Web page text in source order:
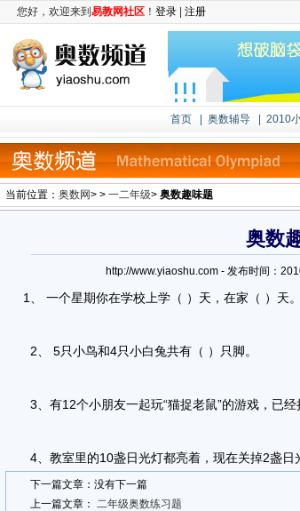
您好，欢迎来到 易教网社区 ！ 登录 注册
首页 奥数辅导 2010
当前位置： 奥数网> > 一二年级> 奥数趣味题
奥数
http://www.yiaoshu.com - 发布时间：
1、 一个星期你在学校上学（ ）天，在家（ ）天。
2、 5只小鸟和4只小白兔共有（ ）只脚。
3、有12个小朋友一起玩“猫捉老鼠”的游戏，已经
4、教室里的10盏日光灯都亮着，现在关掉2盏日
下一篇文章：没有下一篇
上一篇文章： 二年级奥数练习题